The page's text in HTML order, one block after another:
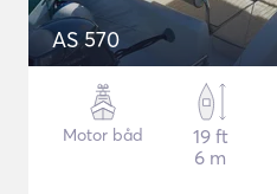
AS 570
Motor båd
19 ft
6 m